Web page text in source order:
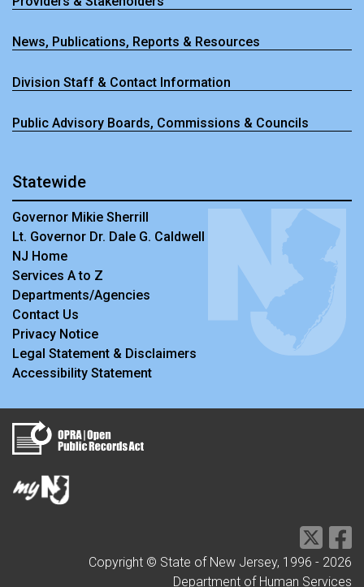
News, Publications, Reports & Resources
Division Staff & Contact Information
Public Advisory Boards, Commissions & Councils
Statewide
Governor Mikie Sherrill
Lt. Governor Dr. Dale G. Caldwell
NJ Home
Services A to Z
Departments/Agencies
Contact Us
Privacy Notice
Legal Statement & Disclaimers
Accessibility Statement
Copyright © State of New Jersey, 1996 - 2026
Department of Human Services